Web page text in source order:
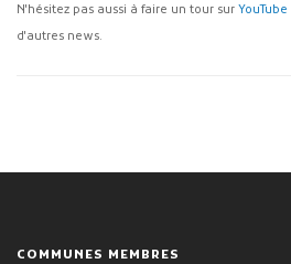
N'hésitez pas aussi à faire un tour sur YouTube
d'autres news.
COMMUNES MEMBRES